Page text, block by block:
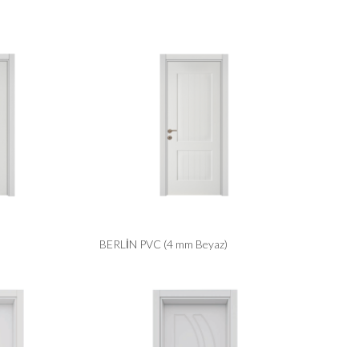
BERLİN PVC (4 mm Beyaz)